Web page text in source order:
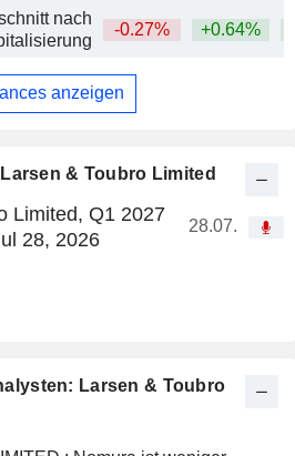
& Toubro Limited
Limited, Q1 2027
28, 2026
28.07.
Larsen & Toubro
nach
-0.27% +0.64%
anzeigen